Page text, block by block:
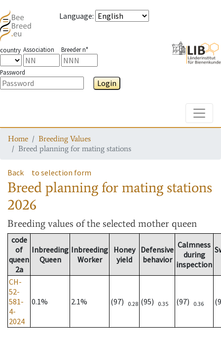
Language:
country Association Breeder n°
Password
Login
Home
Breeding Values
Breed planning for mating stations
Back to selection form
Breed planning for mating stations
2026
Breeding values of the selected mother queen
code
of
queen
2a
Inbreeding
Queen
Inbreeding
Worker
Honey
yield
Defensive
behavior
Calmness
during
inspection
CH-
52-
581-
4-
2024
0.1% 2.1% (97) 0.28 (95) 0.35 (97) 0.36